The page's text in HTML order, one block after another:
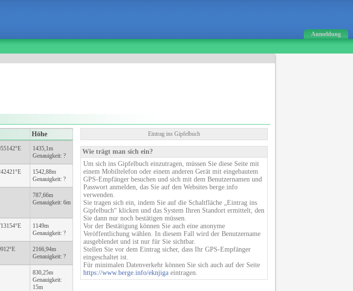
Anmeldung
Höhe
1435,1m
Genauigkeit: ?
1542,88m
Genauigkeit: ?
787,66m
Genauigkeit: 6m
1149m
Genauigkeit: ?
2166,94m
Genauigkeit: ?
830,25m
Genauigkeit:
15m
Eintrag ins Gipfelbuch
Wie trägt man sich ein?
Um sich ins Gipfelbuch einzutragen, müssen Sie diese Seite mit
einem Mobiltelefon oder einem anderen Gerät mit eingebautem
GPS-Empfänger besuchen und sich mit dem Benutzernamen und
Passwort anmelden, das Sie auf den Websites berge.info
verwenden.
Sie tragen sich ein, indem Sie auf die Schaltfläche „Eintrag ins
Gipfelbuch“ klicken und das System Ihren Standort ermittelt, den
Sie dann nur noch bestätigen müssen.
Vor der Bestätigung können Sie auch eine anonyme
Veröffentlichung wählen. In diesem Fall wird der Benutzername
ausgeblendet und ist nur für Sie sichtbar.
Stellen Sie vor dem Eintrag sicher, dass Ihr GPS-Empfänger
eingeschaltet ist.
Für minimalen Datenverkehr können Sie sich auch auf der Seite
https://www.berge.info/eknjiga eintragen.